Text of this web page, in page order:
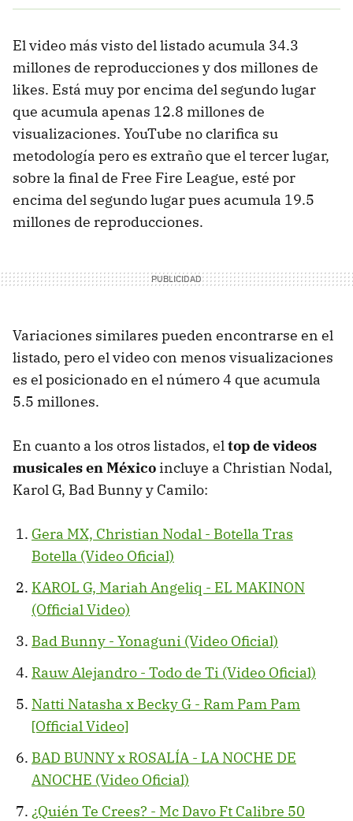
El video más visto del listado acumula 34.3
millones de reproducciones y dos millones de
likes. Está muy por encima del segundo lugar
que acumula apenas 12.8 millones de
visualizaciones. YouTube no clarifica su
metodología pero es extraño que el tercer lugar,
sobre la final de Free Fire League, esté por
encima del segundo lugar pues acumula 19.5
millones de reproducciones.
Variaciones similares pueden encontrarse en el
listado, pero el video con menos visualizaciones
es el posicionado en el número 4 que acumula
5.5 millones.
En cuanto a los otros listados, eltop de videos
musicales en México incluye a Christian Nodal,
Karol G, Bad Bunny y Camilo:
Gera MX, Christian Nodal - Botella Tras
Botella (Video Oficial)
KAROL G, Mariah Angeliq - EL MAKINON
(Official Video)
Bad Bunny - Yonaguni (Video Oficial)
Rauw Alejandro - Todo de Ti (Video Oficial)
Natti Natasha x Becky G - Ram Pam Pam
[Official Video]
BAD BUNNY x ROSALÍA - LA NOCHE DE
ANOCHE (Video Oficial)
¿Quién Te Crees? - Mc Davo Ft Calibre 50